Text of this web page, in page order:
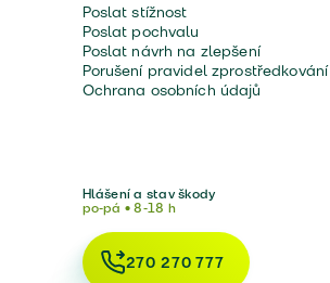
Poslat stížnost
Poslat pochvalu
Poslat návrh na zlepšení
Porušení pravidel zprostředkování
Ochrana osobních údajů
Hlášení a stav škody
po-pá • 8-18 h
270 270 777